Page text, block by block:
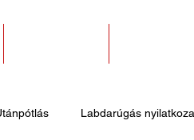
Labdarúgás